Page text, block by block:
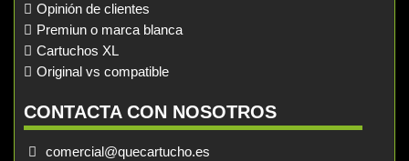
Opinión de clientes
Premiun o marca blanca
Cartuchos XL
Original vs compatible
CONTACTA CON NOSOTROS
comercial@quecartucho.es